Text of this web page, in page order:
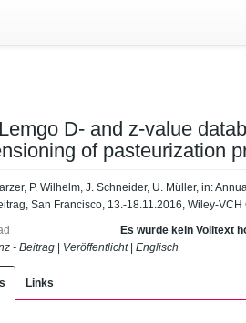
D- and z-value
of pasteurization
P. Wilhelm, J. Schneider, U. Müller, in:
San Francisco, 13.-18.11.2016, Wiley-VCH
Es wurde kein Volltext
- Beitrag
Veröffentlicht| Englisch
Links